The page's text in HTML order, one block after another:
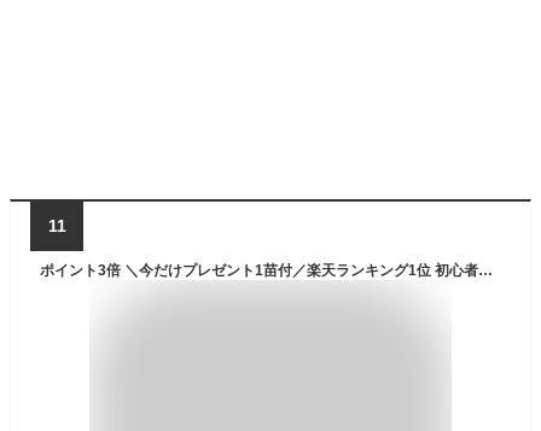
11
ポイント3倍 ＼今だけプレゼント1苗付／楽天ランキング1位 初心者安心！植えるだけで庭が完成 イングリッシュガーデン花苗6苗セット 配置マップ付き 今ならプレゼント付きで合計7苗【お届け中】1m×50cm花壇 植栽デザイン 宿根草 草花 多年草